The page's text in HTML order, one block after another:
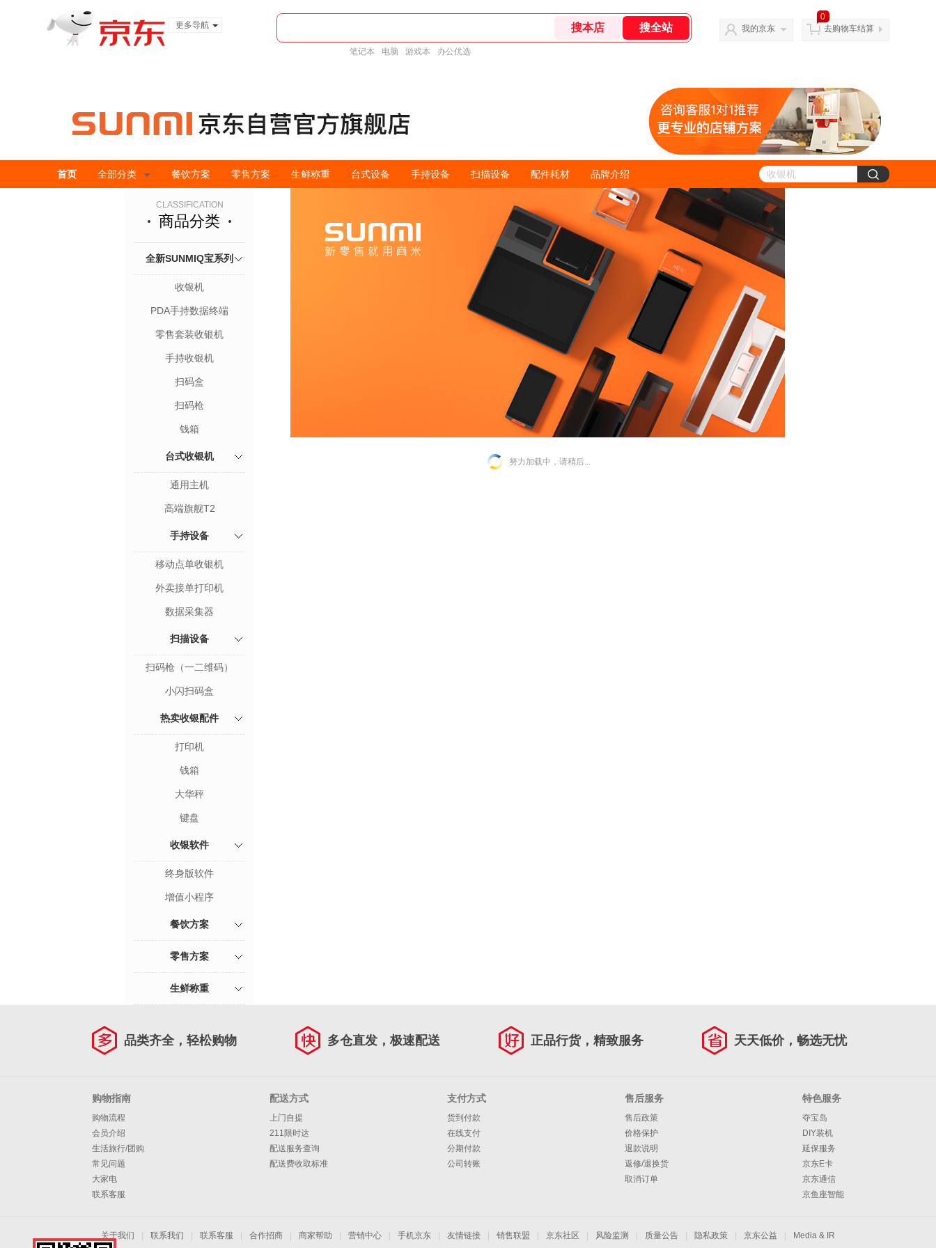
更多导航
笔记本 电脑 游戏本 办公优选
我的京东
0
去购物车结算
首页 全部分类 餐饮方案 零售方案 生鲜称重 台式设备 手持设备 扫描设备 配件耗材 品牌介绍
CLASSIFICATION
商品分类
全新SUNMIQ宝系列
收银机
PDA手持数据终端
零售套装收银机
手持收银机
扫码盒
扫码枪
钱箱
台式收银机
通用主机
高端旗舰T2
手持设备
移动点单收银机
外卖接单打印机
数据采集器
扫描设备
扫码枪（一二维码）
小闪扫码盒
热卖收银配件
打印机
钱箱
大华秤
键盘
收银软件
终身版软件
增值小程序
餐饮方案
零售方案
生鲜称重
努力加载中，请稍后...
品类齐全，轻松购物 多仓直发，极速配送 正品行货，精致服务 天天低价，畅选无忧
购物指南
购物流程
会员介绍
生活旅行/团购
常见问题
大家电
联系客服
配送方式
上门自提
211限时达
配送服务查询
配送费收取标准
支付方式
货到付款
在线支付
分期付款
公司转账
售后服务
售后政策
价格保护
退款说明
返修/退换货
取消订单
特色服务
夺宝岛
DIY装机
延保服务
京东E卡
京东通信
京鱼座智能
关于我们 联系我们 联系客服 合作招商 商家帮助 营销中心 手机京东 友情链接 销售联盟 京东社区 风险监测 质量公告 隐私政策 京东公益 Media & IR